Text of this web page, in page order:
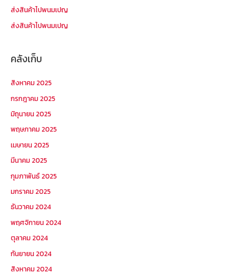
ส่งสินค้าไปพนมเปญ
ส่งสินค้าไปพนมเปญ
คลังเก็บ
สิงหาคม 2025
กรกฎาคม 2025
มิถุนายน 2025
พฤษภาคม 2025
เมษายน 2025
มีนาคม 2025
กุมภาพันธ์ 2025
มกราคม 2025
ธันวาคม 2024
พฤศจิกายน 2024
ตุลาคม 2024
กันยายน 2024
สิงหาคม 2024